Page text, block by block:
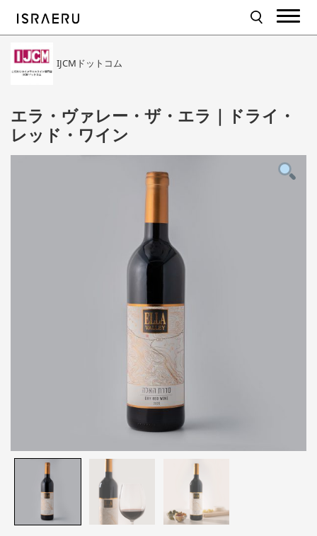
IJCMドットコム
エラ・ヴァレー・ザ・エラ｜ドライ・
レッド・ワイン